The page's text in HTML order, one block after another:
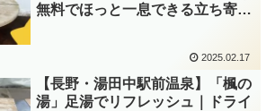
無料でほっと一息できる立ち寄り
2025.02.17
【長野・湯田中駅前温泉】「楓の
湯」足湯でリフレッシュ｜ドライ